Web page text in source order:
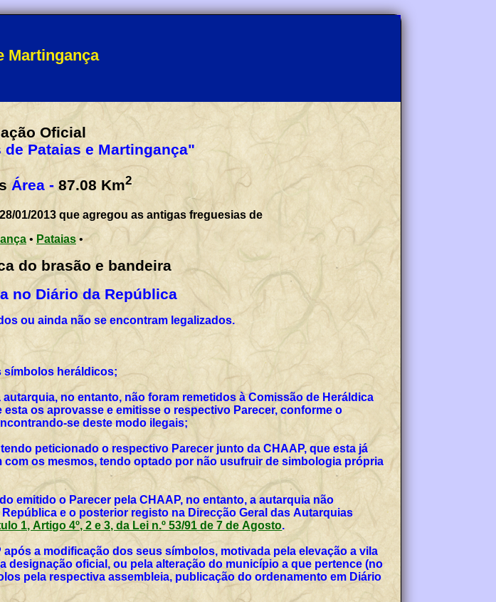
Martingança
Oficial
Pataias e Martingança"
Área - 87.08 Km2
01/2013 que agregou as antigas freguesias de
• Pataias •
do brasão e bandeira
no Diário da República
ou ainda não se encontram legalizados.
símbolos heráldicos;
no entanto, não foram remetidos à Comissão de Heráldica
os aprovasse e emitisse o respectivo Parecer, conforme o
se deste modo ilegais;
peticionado o respectivo Parecer junto da CHAAP, que esta já
os mesmos, tendo optado por não usufruir de simbologia própria
emitido o Parecer pela CHAAP, no entanto, a autarquia não
e o posterior registo na Direcção Geral das Autarquias
1, Artigo 4º, 2 e 3, da Lei n.º 53/91 de 7 de Agosto.
a modificação dos seus símbolos, motivada pela elevação a vila
designação oficial, ou pela alteração do município a que pertence (no
pela respectiva assembleia, publicação do ordenamento em Diário